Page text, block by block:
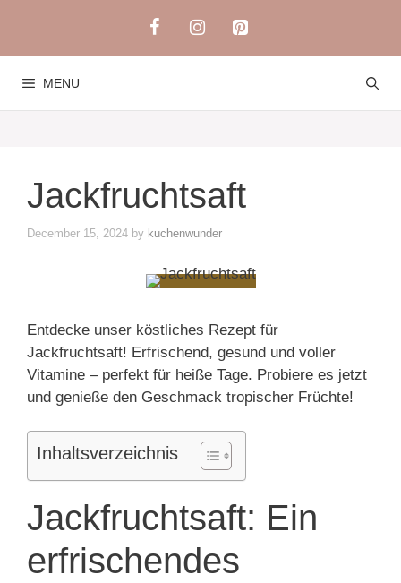
content
MENU
Jackfruchtsaft
December 15, 2024 by kuchenwunder
Entdecke unser köstliches Rezept für
Jackfruchtsaft! Erfrischend, gesund und voller
Vitamine – perfekt für heiße Tage. Probiere es jetzt
und genieße den Geschmack tropischer Früchte!
Inhaltsverzeichnis
Jackfruchtsaft: Ein
erfrischendes